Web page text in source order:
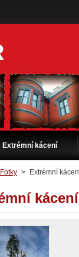
Extrémní kácení
Fotky > Extrémní
kácení